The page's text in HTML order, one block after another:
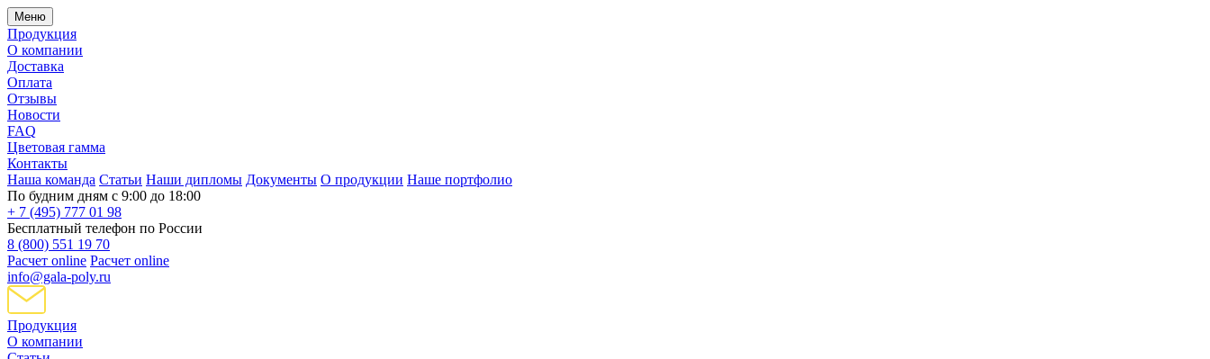
Меню
Продукция
О компании
Доставка
Оплата
Отзывы
Новости
FAQ
Цветовая гамма
Контакты
Наша команда Статьи Наши дипломы Документы О продукции Наше портфолио
По будним дням с 9:00 до 18:00
+ 7 (495) 777 01 98
Бесплатный телефон по России
8 (800) 551 19 70
Расчет online Расчет online
info@gala-poly.ru
Продукция
О компании